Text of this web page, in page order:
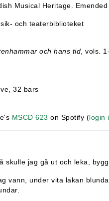
Musical Heritage.
och teaterbiblioteket
och hans tid , vols.
32 bars
MSCD 623 on Spotify (login
skulle jag gå ut och leka,
vann, under vita lakan